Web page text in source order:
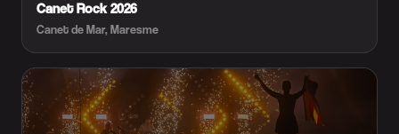
Canet Rock 2026
Canet de Mar, Maresme